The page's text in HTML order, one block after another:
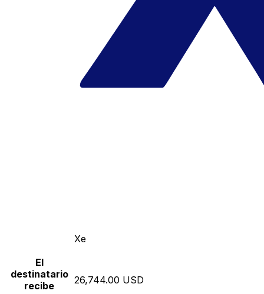
Xe
El
destinatario
recibe
26,744.00 USD